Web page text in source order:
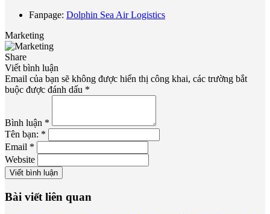
Fanpage: Dolphin Sea Air Logistics
Marketing
Share
Viết bình luận
Email của bạn sẽ không được hiển thị công khai, các trường bắt
buộc được đánh dấu *
Bình luận *
Tên bạn: *
Email *
Website
Viết bình luận
Bài viết liên quan